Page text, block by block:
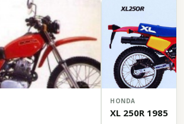
HONDA
XL 250R 1985